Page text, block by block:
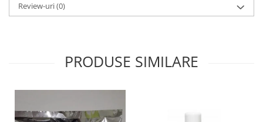
Review-uri(0)
PRODUSE SIMILARE